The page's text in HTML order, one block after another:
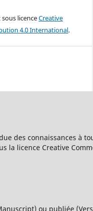
licenceCreative
4.0 International.
des connaissances à
la licence Creative
ou publiée